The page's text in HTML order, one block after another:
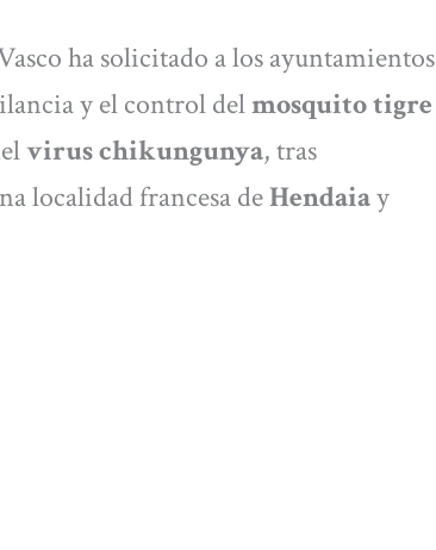
ha solicitado a los ayuntamientos
y el control delmosquito tigre
virus chikungunya, tras
localidad francesa deHendaiay